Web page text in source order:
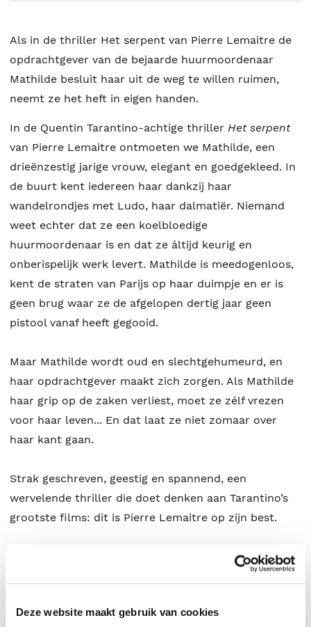
Deze website maakt gebruik van cookies
Als in de thriller Het serpent van Pierre Lemaitre de
opdrachtgever van de bejaarde huurmoordenaar
Mathilde besluit haar uit de weg te willen ruimen,
neemt ze het heft in eigen handen.
In de Quentin Tarantino-achtige thriller Het serpent
van Pierre Lemaitre ontmoeten we Mathilde, een
drieënzestig jarige vrouw, elegant en goedgekleed. In
de buurt kent iedereen haar dankzij haar
wandelrondjes met Ludo, haar dalmatiër. Niemand
weet echter dat ze een koelbloedige
huurmoordenaar is en dat ze áltijd keurig en
onberispelijk werk levert. Mathilde is meedogenloos,
kent de straten van Parijs op haar duimpje en er is
geen brug waar ze de afgelopen dertig jaar geen
pistool vanaf heeft gegooid.
Maar Mathilde wordt oud en slechtgehumeurd, en
haar opdrachtgever maakt zich zorgen. Als Mathilde
haar grip op de zaken verliest, moet ze zélf vrezen
voor haar leven... En dat laat ze niet zomaar over
haar kant gaan.
Strak geschreven, geestig en spannend, een
wervelende thriller die doet denken aan Tarantino’s
grootste films: dit is Pierre Lemaitre op zijn best.
'Helemaal geslaagd, heerlijk geschreven, een perfect
Le